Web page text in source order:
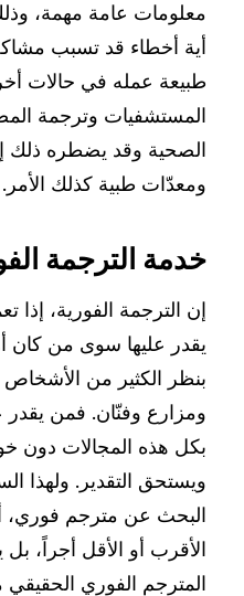
معلومات عامة مهمة،
أية أخطاء قد تسبب
طبيعة عمله في حالات
المستشفيات وترجمة
الصحية وقد يضطره ذلك
ومعدّات طبية كذلك الأمر.
خدمة الترجمة
إن الترجمة الفورية، إذا
يقدر عليها سوى من كان
بنظر الكثير من
ومزارع وفنّان. فمن يقدر
بكل هذه المجالات دون
ويستحق التقدير. ولهذا
البحث عن مترجم فوري،
الأقرب أو الأقل أجراً،
المترجم الفوري